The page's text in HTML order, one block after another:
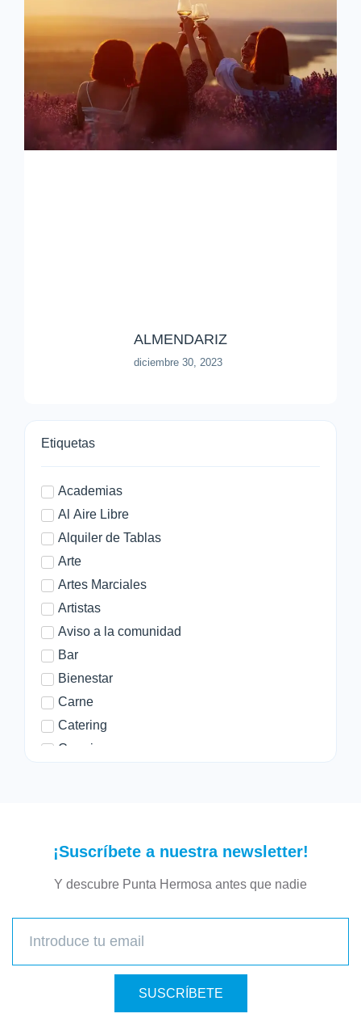
Etiquetas
Academias
Al Aire Libre
Alquiler de Tablas
Arte
Artes Marciales
Artistas
Aviso a la comunidad
Bar
Bienestar
Carne
Catering
Cerrajero
Educación
Evento
ALMENDARIZ
diciembre 30, 2023
¡Suscríbete a nuestra newsletter!
Y descubre Punta Hermosa antes que nadie
SUSCRÍBETE